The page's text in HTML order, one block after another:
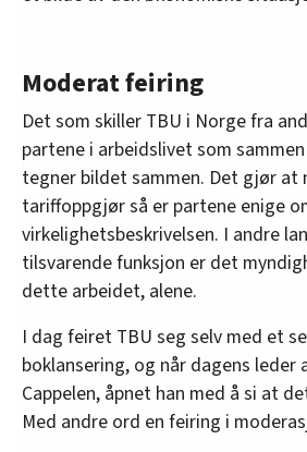
Moderat feiring
Det som skiller TBU i Norge fra
partene i arbeidslivet som
tegner bildet sammen. Det gjør at
tariffoppgjør så er partene enige
virkelighetsbeskrivelsen. I andre
tilsvarende funksjon er det
dette arbeidet, alene.
I dag feiret TBU seg selv med et
boklansering, og når dagens leder
Cappelen, åpnet han med å si at
Med andre ord en feiring i